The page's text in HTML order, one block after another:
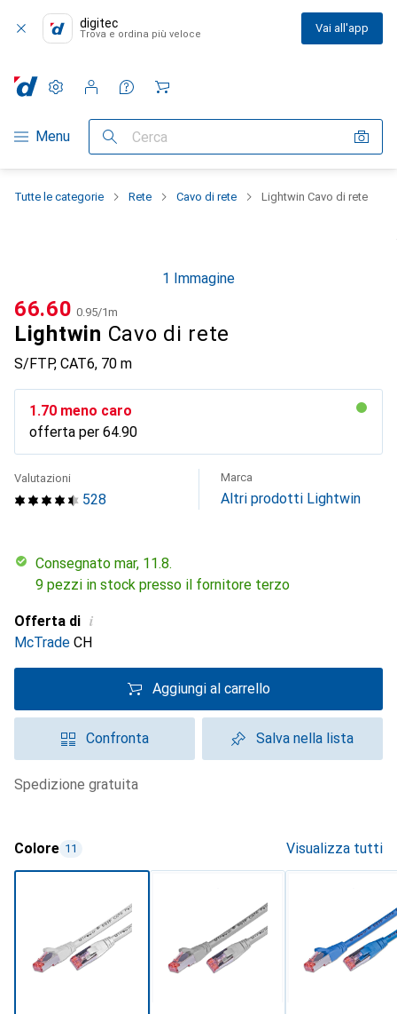
digitec
Trova e ordina più veloce Vai all'app
Categoria Navigazione
Menu Cerca
Impostazioni
Conto cliente
Liste di confronto
Liste dei desideri
Carrello
Tutte le categorie Rete Cavo di rete Lightwin Cavo di rete
1 Immagine
Lightwin Cavo di rete
S/FTP, CAT6, 70 m
CHF
66.60 CHF
0.95/1m
CHF
1.70 meno caro
offerta per CHF
64.90
528
Valutazioni Marca
Altri prodotti Lightwin
Consegnato mar, 11.8.
9 pezzi in stock presso il fornitore terzo
Offerta di i
McTrade CH
Aggiungi al carrello
Confronta Salva nella lista
spedizione gratuita
Colore 11 Visualizza tutti